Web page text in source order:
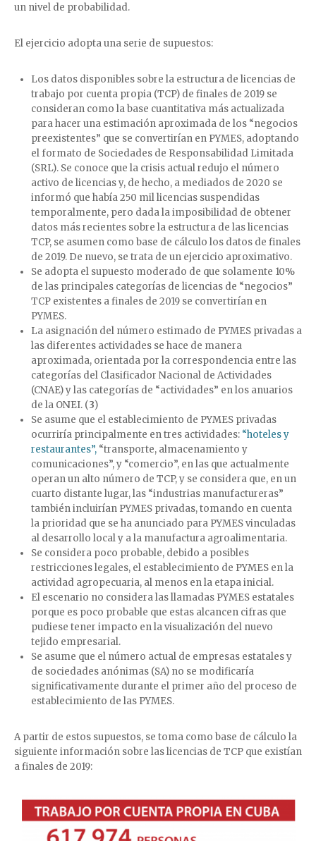
un nivel de probabilidad.
El ejercicio adopta una serie de supuestos:
Los datos disponibles sobre la estructura de licencias de
trabajo por cuenta propia (TCP) de finales de 2019 se
consideran como la base cuantitativa más actualizada
para hacer una estimación aproximada de los “negocios
preexistentes” que se convertirían en PYMES, adoptando
el formato de Sociedades de Responsabilidad Limitada
(SRL). Se conoce que la crisis actual redujo el número
activo de licencias y, de hecho, a mediados de 2020 se
informó que había 250 mil licencias suspendidas
temporalmente, pero dada la imposibilidad de obtener
datos más recientes sobre la estructura de las licencias
TCP, se asumen como base de cálculo los datos de finales
de 2019. De nuevo, se trata de un ejercicio aproximativo.
Se adopta el supuesto moderado de que solamente 10%
de las principales categorías de licencias de “negocios”
TCP existentes a finales de 2019 se convertirían en
PYMES.
La asignación del número estimado de PYMES privadas a
las diferentes actividades se hace de manera
aproximada, orientada por la correspondencia entre las
categorías del Clasificador Nacional de Actividades
(CNAE) y las categorías de “actividades” en los anuarios
de la ONEI. (3)
Se asume que el establecimiento de PYMES privadas
ocurriría principalmente en tres actividades: “hoteles y
restaurantes”, “transporte, almacenamiento y
comunicaciones”, y “comercio”, en las que actualmente
operan un alto número de TCP, y se considera que, en un
cuarto distante lugar, las “industrias manufactureras”
también incluirían PYMES privadas, tomando en cuenta
la prioridad que se ha anunciado para PYMES vinculadas
al desarrollo local y a la manufactura agroalimentaria.
Se considera poco probable, debido a posibles
restricciones legales, el establecimiento de PYMES en la
actividad agropecuaria, al menos en la etapa inicial.
El escenario no considera las llamadas PYMES estatales
porque es poco probable que estas alcancen cifras que
pudiese tener impacto en la visualización del nuevo
tejido empresarial.
Se asume que el número actual de empresas estatales y
de sociedades anónimas (SA) no se modificaría
significativamente durante el primer año del proceso de
establecimiento de las PYMES.
A partir de estos supuestos, se toma como base de cálculo la
siguiente información sobre las licencias de TCP que existían
a finales de 2019: